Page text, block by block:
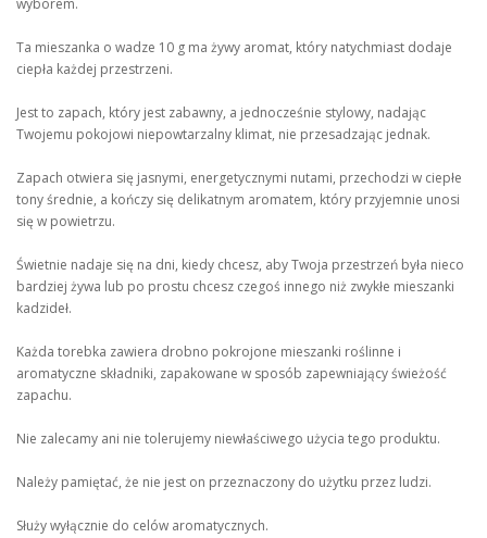
wyborem.
Ta mieszanka o wadze 10 g ma żywy aromat, który natychmiast dodaje
ciepła każdej przestrzeni.
Jest to zapach, który jest zabawny, a jednocześnie stylowy, nadając
Twojemu pokojowi niepowtarzalny klimat, nie przesadzając jednak.
Zapach otwiera się jasnymi, energetycznymi nutami, przechodzi w ciepłe
tony średnie, a kończy się delikatnym aromatem, który przyjemnie unosi
się w powietrzu.
Świetnie nadaje się na dni, kiedy chcesz, aby Twoja przestrzeń była nieco
bardziej żywa lub po prostu chcesz czegoś innego niż zwykłe mieszanki
kadzideł.
Każda torebka zawiera drobno pokrojone mieszanki roślinne i
aromatyczne składniki, zapakowane w sposób zapewniający świeżość
zapachu.
Nie zalecamy ani nie tolerujemy niewłaściwego użycia tego produktu.
Należy pamiętać, że nie jest on przeznaczony do użytku przez ludzi.
Służy wyłącznie do celów aromatycznych.